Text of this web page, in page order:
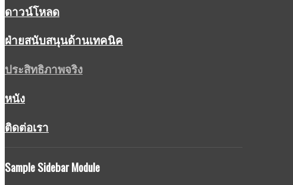
ดาวน์โหลด
ฝ่ายสนับสนุนด้านเทคนิค
ประสิทธิภาพจริง
หนัง
ติดต่อเรา
SampleSidebar Module